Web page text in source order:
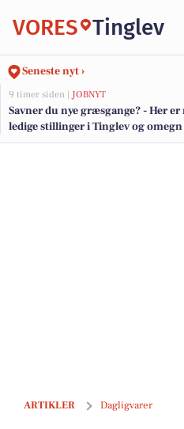
VORES Tinglev
Seneste nyt ›
9 timer siden | JOBNYT
Savner du nye græsgange? - Her er
ledige stillinger i Tinglev og omegn
ARTIKLER Dagligvarer
Tilbud på næste uges dagligvarer